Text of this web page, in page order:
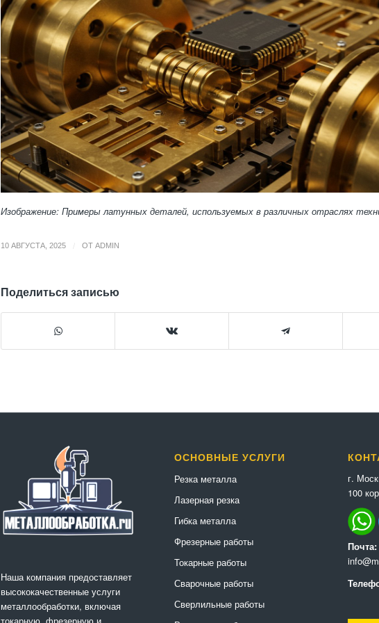
Изображение: Примеры латунных деталей, используемых в различных отраслях
10 АВГУСТА, 2025 ОТ ADMIN
Поделиться записью
Наша компания предоставляет
высококачественные услуги
металлообработки, включая
ОСНОВНЫЕ УСЛУГИ
Резка металла
Лазерная резка
Гибка металла
Фрезерные работы
Токарные работы
Сварочные работы
Сверлильные работы
г.
100
Почта: